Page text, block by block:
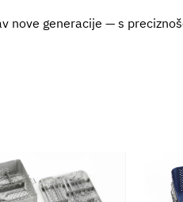
nove generacije — s